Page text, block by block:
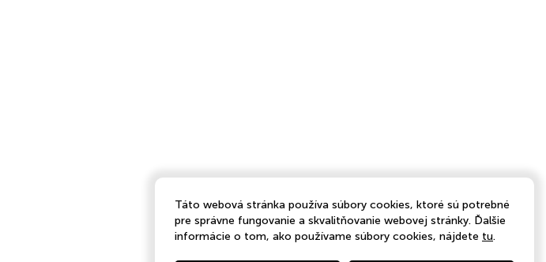
Táto webová stránka používa súbory cookies, ktoré sú potrebné
pre správne fungovanie a skvalitňovanie webovej stránky. Ďalšie
informácie o tom, ako používame súbory cookies, nájdete tu.